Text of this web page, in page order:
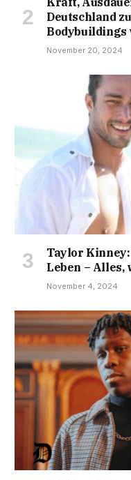
Deutschland
Bodybuildings
November 20, 2024
Taylor
Leben – Alles,
November 4, 2024